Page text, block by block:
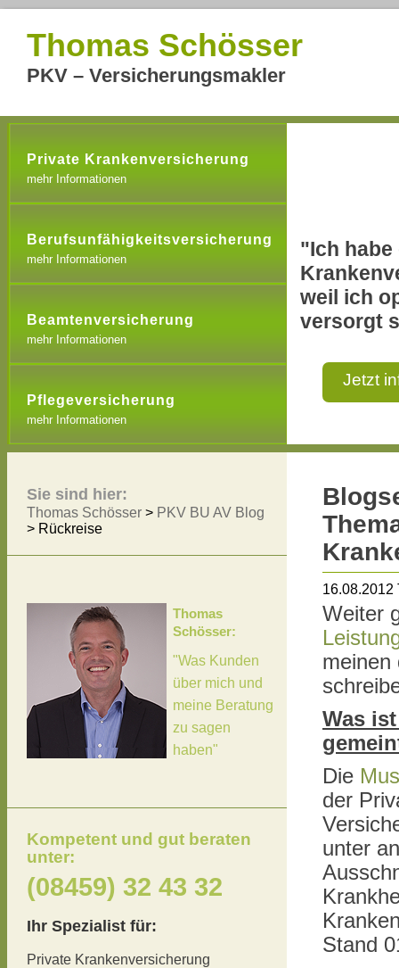
Thomas Schösser
PKV – Versicherungsmakler
Private Krankenversicherung
mehr Informationen
Berufsunfähigkeitsversicherung
mehr Informationen
Beamtenversicherung
mehr Informationen
Pflegeversicherung
mehr Informationen
"Ich habe
weil ich
versorgt
Jetzt
16.08.2012
Weiter
meinen
Was
Die
der
unter
Stand
Sie sind hier:
Thomas Schösser > PKV BU AV Blog
> Rückreise
Thomas
Schösser:
"Was Kunden
über mich und
meine Beratung
zu sagen
haben"
Kompetent und gut beraten
unter:
(08459) 32 43 32
Ihr Spezialist für:
Private Krankenversicherung